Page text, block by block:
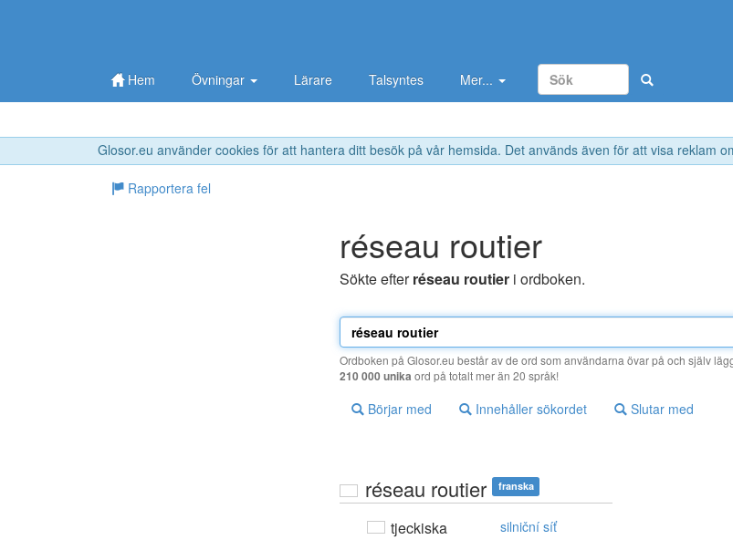
Glosor.eu använder cookies för att hantera ditt besök på vår hemsida. Det används även för att visa reklam
Hem Övningar Lärare Talsyntes Mer...
Rapportera fel
réseau routier
Sökte efterréseau routier i ordboken.
Ordboken på Glosor.eu består av de ord som användarna övar på och själv
210 000 unika ord på totalt mer än 20 språk!
Börjar med Innehåller sökordet Slutar med
réseau routier franska
tjeckiska silniční síť